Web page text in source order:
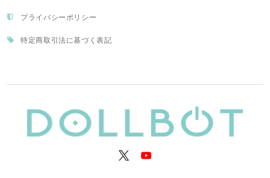
プライバシーポリシー
特定商取引法に基づく表記